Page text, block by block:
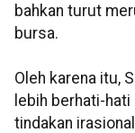
bahkan turut
bursa.
Oleh karena itu,
lebih berhati-
tindakan